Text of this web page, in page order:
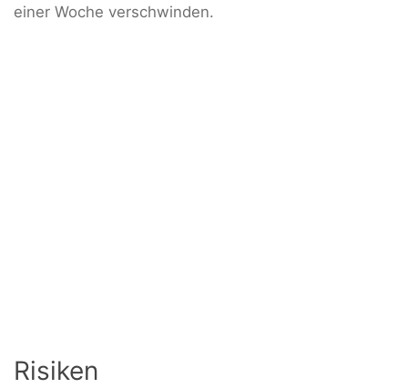
einer Woche verschwinden.
Risiken